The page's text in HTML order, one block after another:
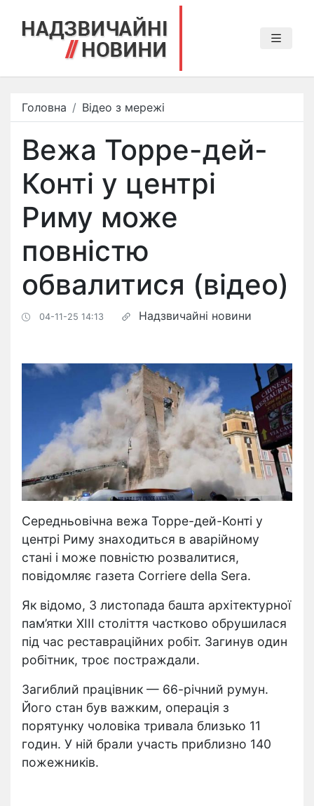
Головна Відео з мережі
Вежа Торре-дей-
Конті у центрі
Риму може
повністю
обвалитися (відео)
04-11-25 14:13 Надзвичайні новини
Середньовічна вежа Торре-дей-Конті у
центрі Риму знаходиться в аварійному
стані і може повністю розвалитися,
повідомляє газета Corriere della Sera.
Як відомо, 3 листопада башта архітектурної
пам’ятки XIII століття частково обрушилася
під час реставраційних робіт. Загинув один
робітник, троє постраждали.
Загиблий працівник — 66-річний румун.
Його стан був важким, операція з
порятунку чоловіка тривала близько 11
годин. У ній брали участь приблизно 140
пожежників.